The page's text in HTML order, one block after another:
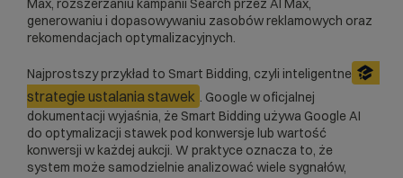
Max, rozszerzaniu kampanii Search przez AI Max,
generowaniu i dopasowywaniu zasobów reklamowych oraz
rekomendacjach optymalizacyjnych.
Najprostszy przykład to Smart Bidding, czyli inteligentne
strategie ustalania stawek . Google w oficjalnej
dokumentacji wyjaśnia, że Smart Bidding używa Google AI
do optymalizacji stawek pod konwersje lub wartość
konwersji w każdej aukcji. W praktyce oznacza to, że
system może samodzielnie analizować wiele sygnałów,